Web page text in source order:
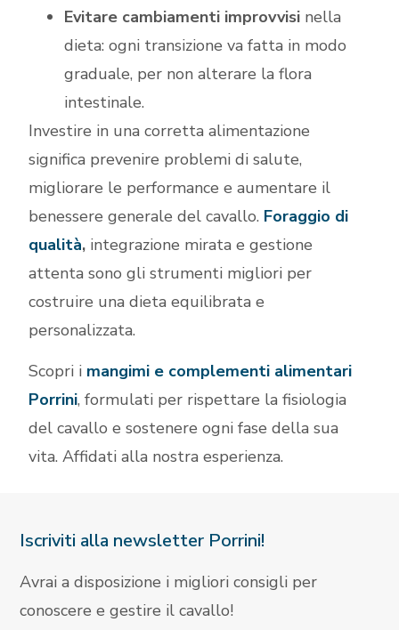
Evitare cambiamenti improvvisi nella
dieta: ogni transizione va fatta in modo
graduale, per non alterare la flora
intestinale.
Investire in una corretta alimentazione
significa prevenire problemi di salute,
migliorare le performance e aumentare il
benessere generale del cavallo. Foraggio di
qualità, integrazione mirata e gestione
attenta sono gli strumenti migliori per
costruire una dieta equilibrata e
personalizzata.
Scopri i mangimi e complementi alimentari
Porrini, formulati per rispettare la fisiologia
del cavallo e sostenere ogni fase della sua
vita. Affidati alla nostra esperienza.
Iscriviti alla newsletter Porrini!
Avrai a disposizione i migliori consigli per
conoscere e gestire il cavallo!